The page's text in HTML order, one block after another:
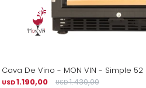
Cava De Vino - MON VIN - Simple 52
USD1.190,00 USD 1.430,00